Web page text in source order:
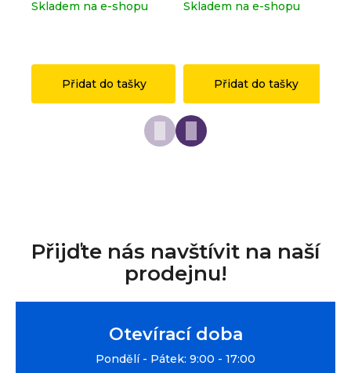
Skladem na e-shopu
Přidat do tašky
Skladem na e-shopu
Přidat do tašky
Přijďte nás navštívit na naší
prodejnu!
Otevírací doba
Pondělí - Pátek: 9:00 - 17:00